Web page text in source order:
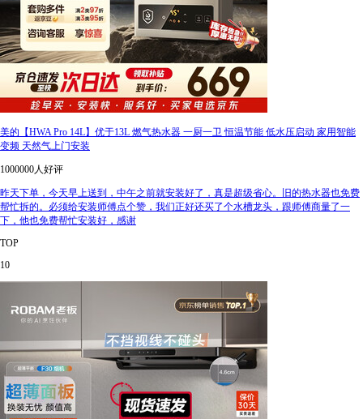
美的【HWA Pro 14L】优于13L 燃气热水器 一厨一卫 恒温节能 低水压启动 家用智能
变频 天然气上门安装
1000000人好评
昨天下单，今天早上送到，中午之前就安装好了，真是超级省心。旧的热水器也免费
帮忙拆的。必须给安装师傅点个赞，我们正好还买了个水槽龙头，跟师傅商量了一
下，他也免费帮忙安装好，感谢
TOP
10